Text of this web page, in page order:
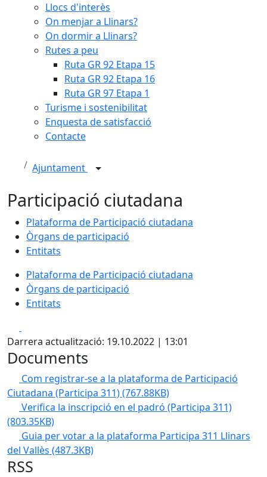
Llocs d'interès
On menjar a Llinars?
On dormir a Llinars?
Rutes a peu
Ruta GR 92 Etapa 15
Ruta GR 92 Etapa 16
Ruta GR 97 Etapa 1
Turisme i sostenibilitat
Enquesta de satisfacció
Contacte
Ajuntament
Participació ciutadana
Plataforma de Participació ciutadana
Òrgans de participació
Entitats
Plataforma de Participació ciutadana
Òrgans de participació
Entitats
Darrera actualització: 19.10.2022 | 13:01
Documents
Com registrar-se a la plataforma de Participació
Ciutadana (Participa 311)(767.88KB)
Verifica la inscripció en el padró (Participa 311)
(803.35KB)
Guia per votar a la plataforma Participa 311 Llinars
del Vallès (487.3KB)
RSS